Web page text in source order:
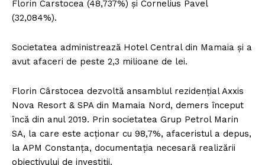
Florin Carstocea (48,737%) și Cornelius Pavel
(32,084%).
Societatea administrează Hotel Central din Mamaia și a
avut afaceri de peste 2,3 milioane de lei.
Florin Cârstocea dezvoltă ansamblul rezidențial Axxis
Nova Resort & SPA din Mamaia Nord, demers început
încă din anul 2019. Prin societatea Grup Petrol Marin
SA, la care este acționar cu 98,7%, afaceristul a depus,
la APM Constanța, documentația necesară realizării
obiectivului de investiții.